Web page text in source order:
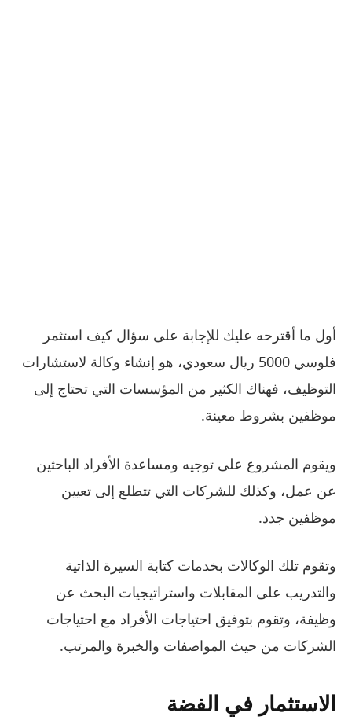
أول ما أقترحه عليك للإجابة على سؤال كيف استثمر
فلوسي 5000 ريال سعودي، هو إنشاء وكالة لاستشارات
التوظيف، فهناك الكثير من المؤسسات التي تحتاج إلى
موظفين بشروط معينة.
ويقوم المشروع على توجيه ومساعدة الأفراد الباحثين
عن عمل، وكذلك للشركات التي تتطلع إلى تعيين
موظفين جدد.
وتقوم تلك الوكالات بخدمات كتابة السيرة الذاتية
والتدريب على المقابلات واستراتيجيات البحث عن
وظيفة، وتقوم بتوفيق احتياجات الأفراد مع احتياجات
الشركات من حيث المواصفات والخبرة والمرتب.
الاستثمار في الفضة